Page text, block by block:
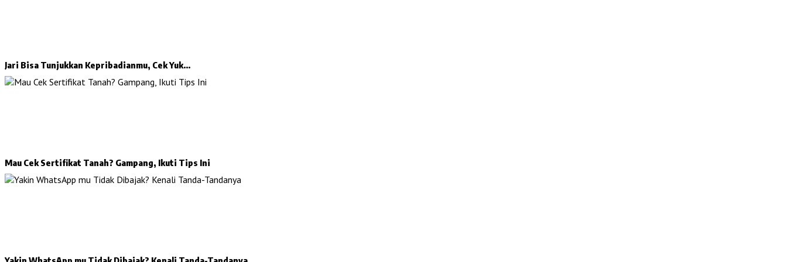
Jari Bisa Tunjukkan Kepribadianmu, Cek Yuk…
Mau Cek Sertifikat Tanah? Gampang, Ikuti Tips Ini